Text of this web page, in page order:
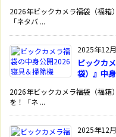
2026年ビックカメラ福袋（福箱
「ネタバ ...
2025年12
ビックカ
袋）』中
2026年ビックカメラ福袋（福箱
を！「ネ ...
2025年12